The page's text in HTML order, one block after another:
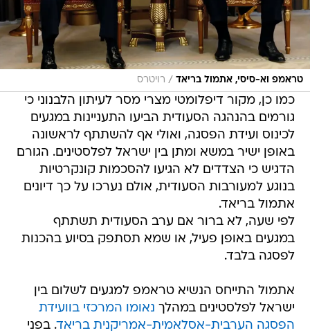
טראמפ וא-סיסי, אתמול בריאד / רויטרס
כמו כן, מקור דיפלומטי מצרי מסר לעיתון הלבנוני כי
גורמים בהנהגה הסעודית הביעו התעניינות במגעים
לכינוס ועידת הפסגה, ואולי אף להשתתף לראשונה
באופן ישיר במשא ומתן בין ישראל לפלסטינים. הגורם
הדגיש כי הצדדים לא הגיעו להסכמות קונקרטיות
בנוגע למעורבות הסעודית, אולם נערכו על כך דיונים
אתמול בריאד.
לפי שעה, לא ברור אם ערב הסעודית תשתתף
במגעים באופן פעיל, או שמא תסתפק בסיוע בהכנות
לפסגה בלבד.
אתמול התייחס הנשיא טראמפ למגעים לשלום בין
ישראל לפלסטינים במהלך נאומו המרכזי בוועידת
הפסגה הערבית-אסלאמית-אמריקנית בריאד. בפני